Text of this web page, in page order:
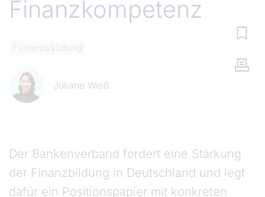
Finanzkompetenz
Juliane Weiß
Der Bankenverband fordert eine Stärkung
der Finanzbildung in Deutschland und legt
dafür ein Positionspapier mit konkreten